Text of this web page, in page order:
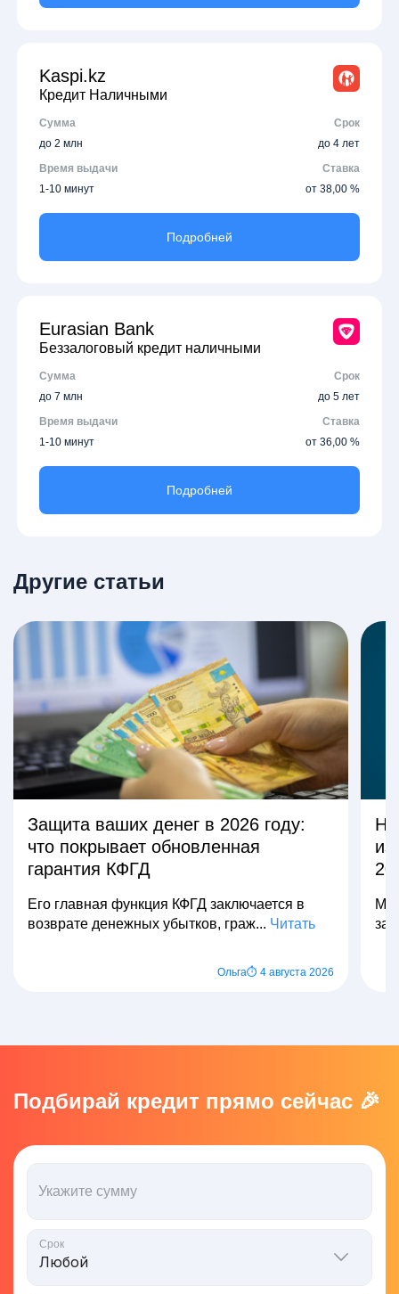
Kaspi.kz
Кредит Наличными
Сумма
Срок
до 2 млн
до 4 лет
Время выдачи
Ставка
1-10 минут
от 38,00 %
Подробней
Eurasian Bank
Беззалоговый кредит наличными
Сумма
Срок
до 7 млн
до 5 лет
Время выдачи
Ставка
1-10 минут
от 36,00 %
Подробней
Другие статьи
Защита ваших денег в 2026 году:
что покрывает обновленная
гарантия КФГД
Его главная функция КФГД заключается в
возврате денежных убытков, граж... Читать
Ольга⏱ 4 августа 2026
Подбирай кредит прямо сейчас 🎉
Укажите сумму
Срок